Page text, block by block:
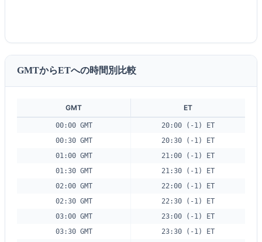
GMTからETへの時間別比較
GMT ET
00:00 GMT
20:00 (-1) ET
00:30 GMT
20:30 (-1) ET
01:00 GMT
21:00 (-1) ET
01:30 GMT
21:30 (-1) ET
02:00 GMT
22:00 (-1) ET
02:30 GMT
22:30 (-1) ET
03:00 GMT
23:00 (-1) ET
03:30 GMT
23:30 (-1) ET